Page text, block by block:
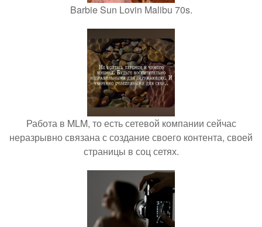
Barbie Sun Lovin Malibu 70s.
Работа в MLM, то есть сетевой компании сейчас
неразрывно связана с создание своего контента, своей
страницы в соц сетях.